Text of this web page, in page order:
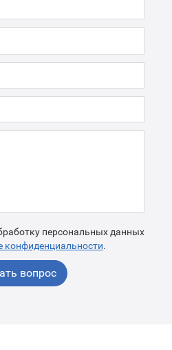
персональных данных
конфиденциальности.
вопрос